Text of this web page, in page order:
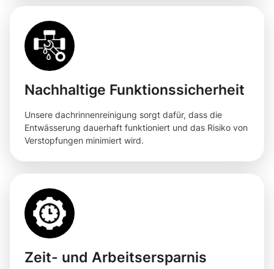
Nachhaltige Funktionssicherheit
Unsere dachrinnenreinigung sorgt dafür, dass die
Entwässerung dauerhaft funktioniert und das Risiko von
Verstopfungen minimiert wird.
Zeit- und Arbeitsersparnis